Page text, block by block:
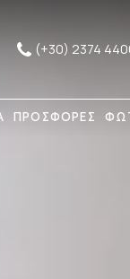
(+30) 2374
ΠΡΟΣΦΟΡΕΣ